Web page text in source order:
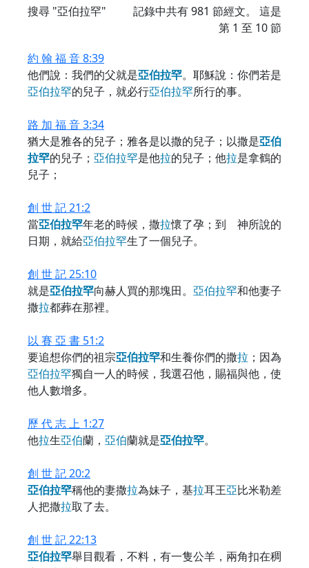
搜尋 "亞伯拉罕" 記錄中共有981 節經文。 這是
第 1 至 10 節
約 翰 福 音 8:39
他們說：我們的父就是亞伯拉罕。耶穌說：你們若是
亞伯拉罕的兒子，就必行亞伯拉罕所行的事。
路 加 福 音 3:34
猶大是雅各的兒子；雅各是以撒的兒子；以撒是亞伯
拉罕的兒子； 亞伯拉罕是他拉的兒子；他拉是拿鶴的
兒子；
創 世 記 21:2
當亞伯拉罕年老的時候，撒拉懷了孕；到 神所說的
日期，就給亞伯拉罕生了一個兒子。
創 世 記 25:10
就是亞伯拉罕向赫人買的那塊田。 亞伯拉罕和他妻子
撒拉都葬在那裡。
以 賽 亞 書 51:2
要追想你們的祖宗亞伯拉罕和生養你們的撒拉 ；因為
亞伯拉罕獨自一人的時候，我選召他，賜福與他，使
他人數增多。
歷 代 志 上 1:27
他拉生亞伯蘭， 亞伯蘭就是亞伯拉罕。
創 世 記 20:2
亞伯拉罕稱他的妻撒拉為妹子，基拉耳王亞比米勒差
人把撒拉取了去。
創 世 記 22:13
亞伯拉罕舉目觀看，不料，有一隻公羊，兩角扣在稠